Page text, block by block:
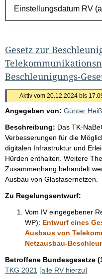
g
e
b
n
i
s
s
p
r
o
S
i
Gesetz zur
Beschleunigungs-
Aktiv vom 20.12.2024 bis
Angegeben von: Günter Heiß
Beschreibung: Das TK-
Verbesserungen für die
digitalen Infrastruktur und
Hürden enthalten. Weitere
Zusammenhang behandelt
Ausbau von Glasfasernetzen.
Zu Regelungsentwurf:
Vom IV eingegebener
WP): Entwurf eines
Ausbaus von
Netzausbau-
Betroffene Bundesgesetze
TKG 2021 [alle RV hierzu]